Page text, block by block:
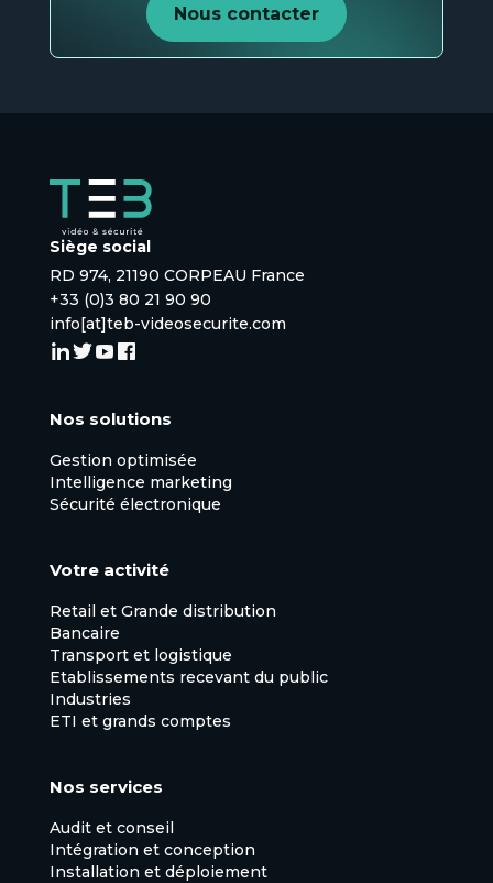
Nous contacter
Siège social
RD 974, 21190 CORPEAU France
+33 (0)3 80 21 90 90
info[at]teb-videosecurite.com
Nos solutions
Gestion optimisée
Intelligence marketing
Sécurité électronique
Votre activité
Retail et Grande distribution
Bancaire
Transport et logistique
Etablissements recevant du public
Industries
ETI et grands comptes
Nos services
Audit et conseil
Intégration et conception
Installation et déploiement